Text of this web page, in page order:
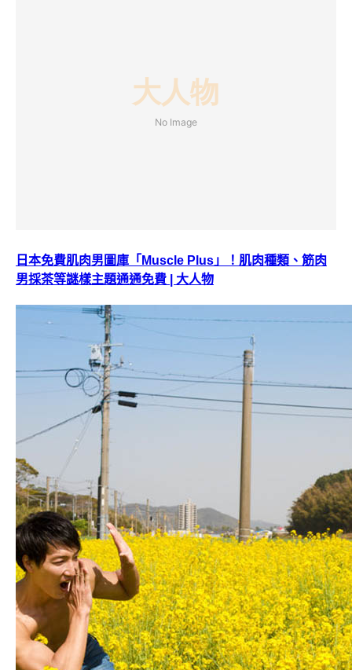
日本免費肌肉男圖庫「Muscle Plus」！肌肉種類、筋肉
男採茶等謎樣主題通通免費 | 大人物